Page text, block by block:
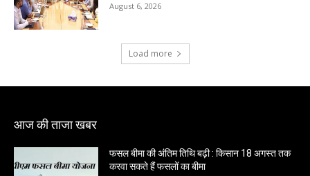
August 6, 2026
Load more
आज की ताजा खबर
फसल बीमा की अंतिम तिथि बढ़ी : किसान 18 अगस्त तक
करवा सकते हैं फसलों का बीमा